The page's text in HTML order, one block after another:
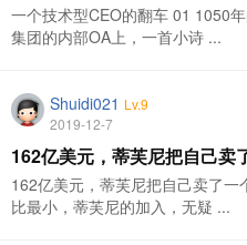
一个技术型CEO的翻车 01 1050
集团的内部OA上，一首小诗 ...
Shuidi021 Lv.9
2019-12-7
162亿美元，蒂芙尼把自己卖
162亿美元，蒂芙尼把自己卖了一
比最小，蒂芙尼的加入，无疑 ...